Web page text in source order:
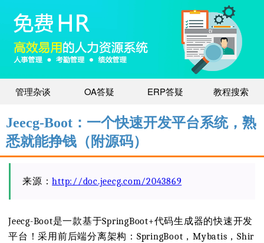
管理杂谈 OA答疑 ERP答疑 教程搜索
Jeecg-Boot：一个快速开发平台系统，熟
悉就能挣钱（附源码）
来源：http://doc.jeecg.com/2043869
Jeecg-Boot是一款基于SpringBoot+代码生成器的快速开发
平台！采用前后端分离架构：SpringBoot，Mybatis，Shir